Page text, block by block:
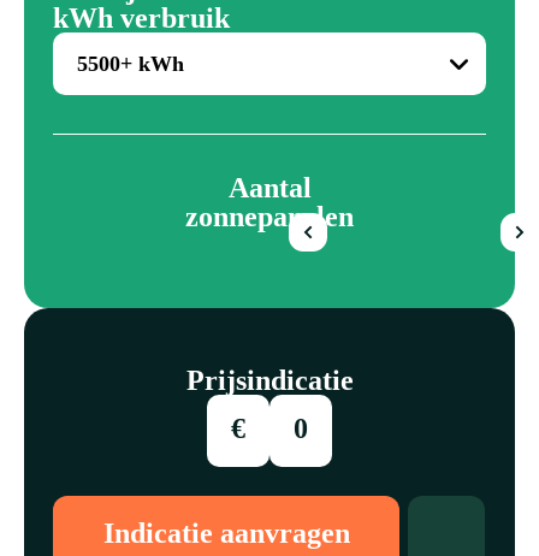
kWh verbruik
Aantal
zonnepanelen
Prijsindicatie
€
0
Indicatie aanvragen